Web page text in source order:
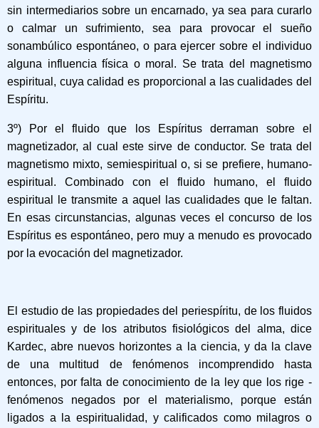
sin intermediarios sobre un encarnado, ya sea para curarlo
o calmar un sufrimiento, sea para provocar el sueño
sonambúlico espontáneo, o para ejercer sobre el individuo
alguna influencia física o moral. Se trata del magnetismo
espiritual, cuya calidad es proporcional a las cualidades del
Espíritu.
3º) Por el fluido que los Espíritus derraman sobre el
magnetizador, al cual este sirve de conductor. Se trata del
magnetismo mixto, semiespiritual o, si se prefiere, humano-
espiritual. Combinado con el fluido humano, el fluido
espiritual le transmite a aquel las cualidades que le faltan.
En esas circunstancias, algunas veces el concurso de los
Espíritus es espontáneo, pero muy a menudo es provocado
por la evocación del magnetizador.
El estudio de las propiedades del periespíritu, de los fluidos
espirituales y de los atributos fisiológicos del alma, dice
Kardec, abre nuevos horizontes a la ciencia, y da la clave
de una multitud de fenómenos incomprendido hasta
entonces, por falta de conocimiento de la ley que los rige -
fenómenos negados por el materialismo, porque están
ligados a la espiritualidad, y calificados como milagros o